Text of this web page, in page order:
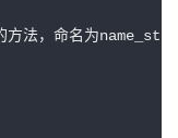
法，命名为name_str